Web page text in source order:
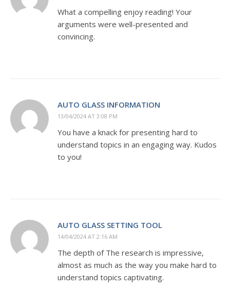
What a compelling enjoy reading! Your
arguments were well-presented and
convincing.
AUTO GLASS INFORMATION
13/04/2024 AT 3:08 PM
You have a knack for presenting hard to
understand topics in an engaging way. Kudos
to you!
AUTO GLASS SETTING TOOL
14/04/2024 AT 2:16 AM
The depth of The research is impressive,
almost as much as the way you make hard to
understand topics captivating.